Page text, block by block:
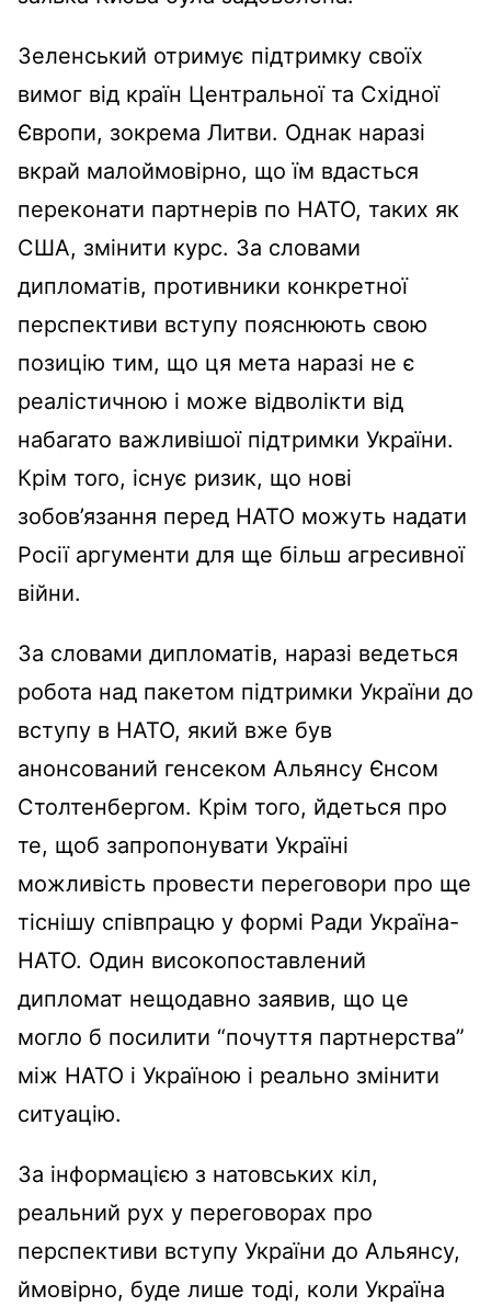
Зеленський отримує підтримку своїх
вимог від країн Центральної та Східної
Європи, зокрема Литви. Однак наразі
вкрай малоймовірно, що їм вдасться
переконати партнерів по НАТО, таких як
США, змінити курс. За словами
дипломатів, противники конкретної
перспективи вступу пояснюють свою
позицію тим, що ця мета наразі не є
реалістичною і може відволікти від
набагато важливішої підтримки України.
Крім того, існує ризик, що нові
зобов’язання перед НАТО можуть надати
Росії аргументи для ще більш агресивної
війни.
За словами дипломатів, наразі ведеться
робота над пакетом підтримки України до
вступу в НАТО, який вже був
анонсований генсеком Альянсу Єнсом
Столтенбергом. Крім того, йдеться про
те, щоб запропонувати Україні
можливість провести переговори про ще
тіснішу співпрацю у формі Ради Україна-
НАТО. Один високопоставлений
дипломат нещодавно заявив, що це
могло б посилити “почуття партнерства”
між НАТО і Україною і реально змінити
ситуацію.
За інформацією з натовських кіл,
реальний рух у переговорах про
перспективи вступу України до Альянсу,
ймовірно, буде лише тоді, коли Україна